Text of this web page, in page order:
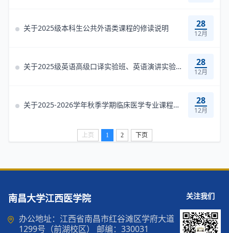
关于2025级本科生公共外语类课程的修读说明 28
12月
关于2025级英语高级口译实验班、英语演讲实验班选拔的通知 28
12月
关于2025-2026学年秋季学期临床医学专业课程平行开课选课通知 28
12月
上页 1 2 下页
南昌大学江西医学院
办公地址：江西省南昌市红谷滩区学府大道
1299号（前湖校区） 邮编：330031
关注我们